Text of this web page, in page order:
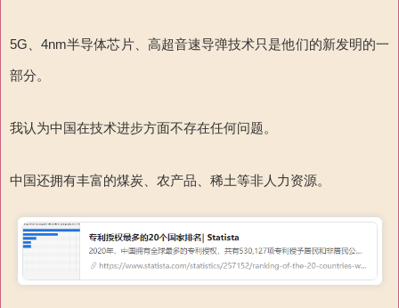
5G、4nm半导体芯片、高超音速导弹技术只是他们的新发明的一
部分。
我认为中国在技术进步方面不存在任何问题。
中国还拥有丰富的煤炭、农产品、稀土等非人力资源。